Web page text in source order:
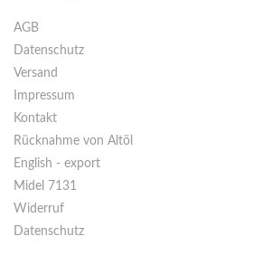
AGB
Datenschutz
Versand
Impressum
Kontakt
Rücknahme von Altöl
English - export
Midel 7131
Widerruf
Datenschutz